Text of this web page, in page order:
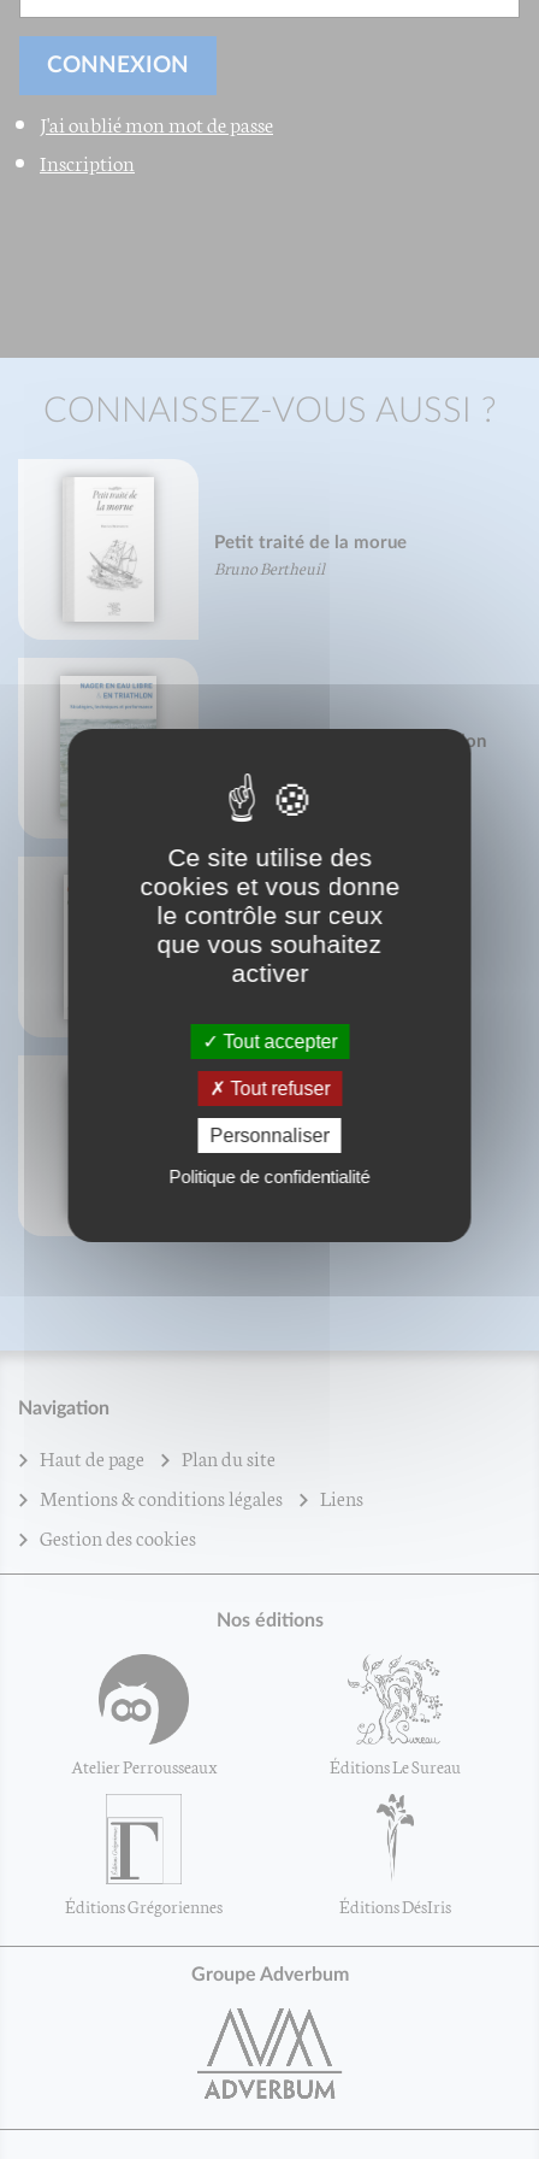
J'ai oublié mon mot de passe
Inscription
CONNAISSEZ-VOUS AUSSI ?
Petit traité de la morue
Bruno Bertheuil
Nager en eau libre et en triathlon
Carottes, je vous aime...
Béatrice Vigot-Lagandré
ePub : Les songes et les rêves
Navigation
Haut de page
Plan du site
Mentions & conditions légales
Liens
Gestion des cookies
Nos éditions
Atelier Perrousseaux Éditions Le Sureau
Éditions Grégoriennes Éditions DésIris
Groupe Adverbum
Ce site utilise des
cookies et vous donne
le contrôle sur ceux
que vous souhaitez
activer
Tout accepter
Tout refuser
Personnaliser
Politique de confidentialité